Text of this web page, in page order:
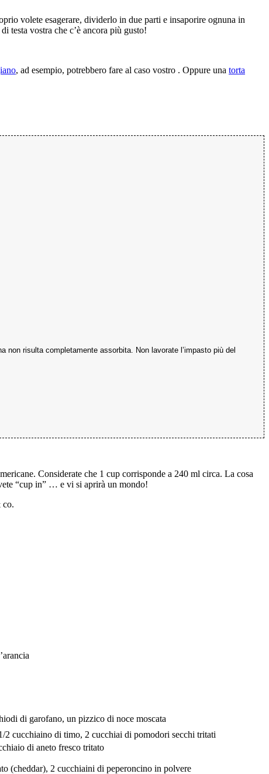
volete esagerare, dividerlo in due parti e insaporire ognuna in
testa vostra che c’è ancora più gusto!
, ad esempio, potrebbero fare al caso vostro . Oppure una torta
non risulta completamente assorbita. Non lavorate l’impasto più del
Considerate che 1 cup corrisponde a 240 ml circa. La cosa
“cup in” … e vi si aprirà un mondo!
co.
di garofano, un pizzico di noce moscata
cucchiaino di timo, 2 cucchiai di pomodori secchi tritati
di aneto fresco tritato
(cheddar), 2 cucchiaini di peperoncino in polvere